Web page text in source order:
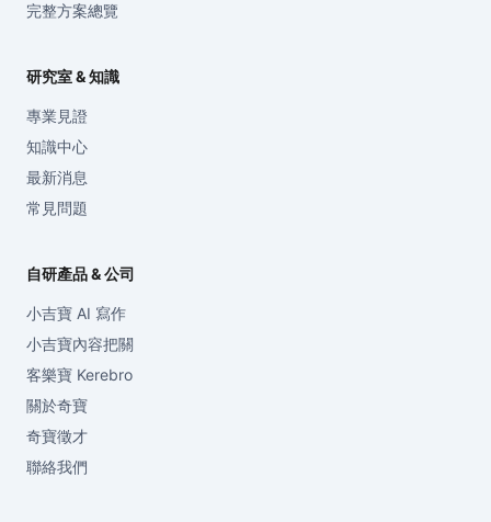
完整方案總覽
研究室 & 知識
專業見證
知識中心
最新消息
常見問題
自研產品 & 公司
小吉寶 AI 寫作
小吉寶內容把關
客樂寶 Kerebro
關於奇寶
奇寶徵才
聯絡我們